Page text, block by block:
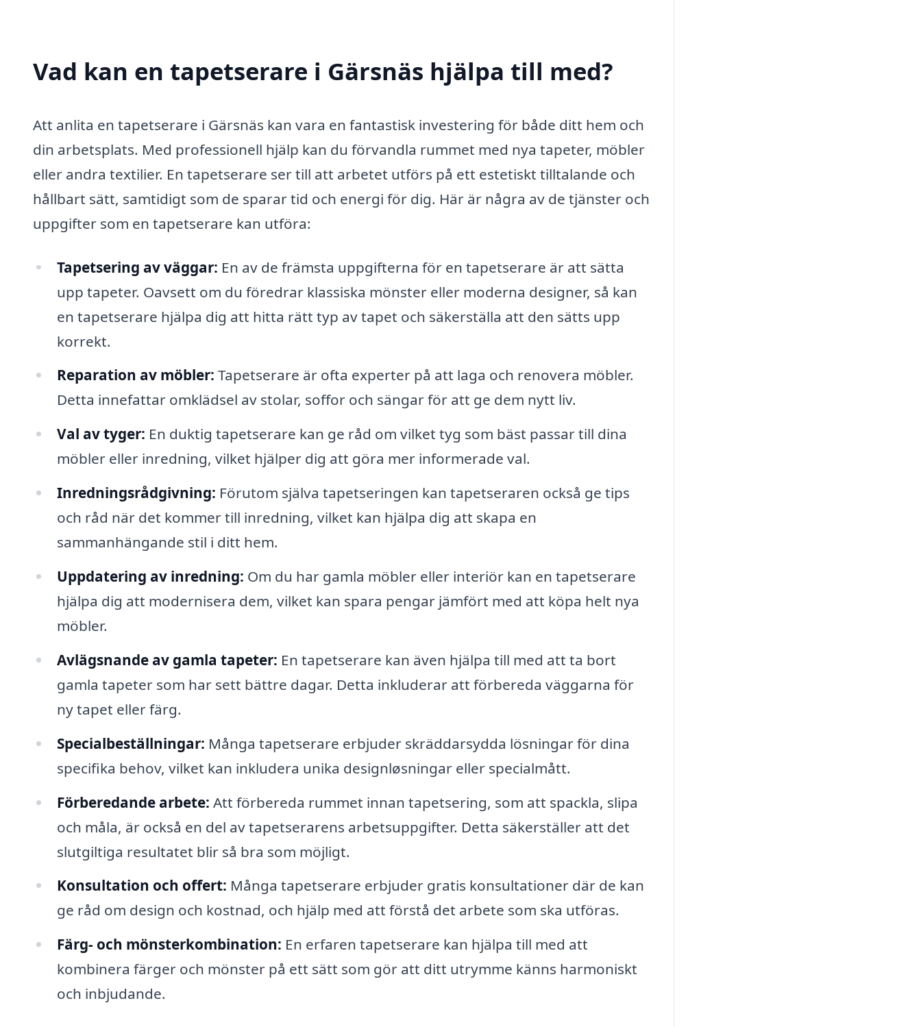
Vad kan en tapetserare i Gärsnäs hjälpa till med?
Att anlita en tapetserare i Gärsnäs kan vara en fantastisk investering för både ditt hem och
din arbetsplats. Med professionell hjälp kan du förvandla rummet med nya tapeter, möbler
eller andra textilier. En tapetserare ser till att arbetet utförs på ett estetiskt tilltalande och
hållbart sätt, samtidigt som de sparar tid och energi för dig. Här är några av de tjänster och
uppgifter som en tapetserare kan utföra:
Tapetsering av väggar: En av de främsta uppgifterna för en tapetserare är att sätta
upp tapeter. Oavsett om du föredrar klassiska mönster eller moderna designer, så kan
en tapetserare hjälpa dig att hitta rätt typ av tapet och säkerställa att den sätts upp
korrekt.
Reparation av möbler: Tapetserare är ofta experter på att laga och renovera möbler.
Detta innefattar omklädsel av stolar, soffor och sängar för att ge dem nytt liv.
Val av tyger: En duktig tapetserare kan ge råd om vilket tyg som bäst passar till dina
möbler eller inredning, vilket hjälper dig att göra mer informerade val.
Inredningsrådgivning: Förutom själva tapetseringen kan tapetseraren också ge tips
och råd när det kommer till inredning, vilket kan hjälpa dig att skapa en
sammanhängande stil i ditt hem.
Uppdatering av inredning: Om du har gamla möbler eller interiör kan en tapetserare
hjälpa dig att modernisera dem, vilket kan spara pengar jämfört med att köpa helt nya
möbler.
Avlägsnande av gamla tapeter: En tapetserare kan även hjälpa till med att ta bort
gamla tapeter som har sett bättre dagar. Detta inkluderar att förbereda väggarna för
ny tapet eller färg.
Specialbeställningar: Många tapetserare erbjuder skräddarsydda lösningar för dina
specifika behov, vilket kan inkludera unika designløsningar eller specialmått.
Förberedande arbete: Att förbereda rummet innan tapetsering, som att spackla, slipa
och måla, är också en del av tapetserarens arbetsuppgifter. Detta säkerställer att det
slutgiltiga resultatet blir så bra som möjligt.
Konsultation och offert: Många tapetserare erbjuder gratis konsultationer där de kan
ge råd om design och kostnad, och hjälp med att förstå det arbete som ska utföras.
Färg- och mönsterkombination: En erfaren tapetserare kan hjälpa till med att
kombinera färger och mönster på ett sätt som gör att ditt utrymme känns harmoniskt
och inbjudande.